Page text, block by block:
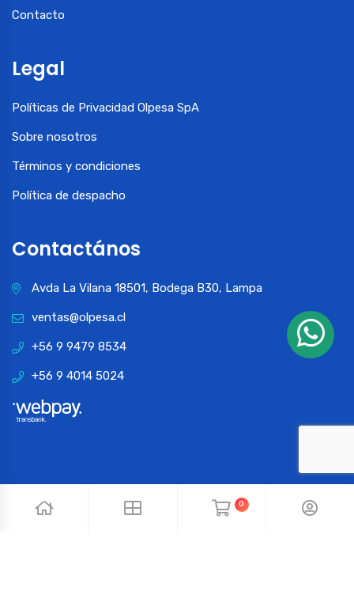
Contacto
Legal
Políticas de Privacidad Olpesa SpA
Sobre nosotros
Términos y condiciones
Política de despacho
Contactános
Avda La Vilana 18501, Bodega B30, Lampa
ventas@olpesa.cl
+56 9 9479 8534
+56 9 4014 5024
0